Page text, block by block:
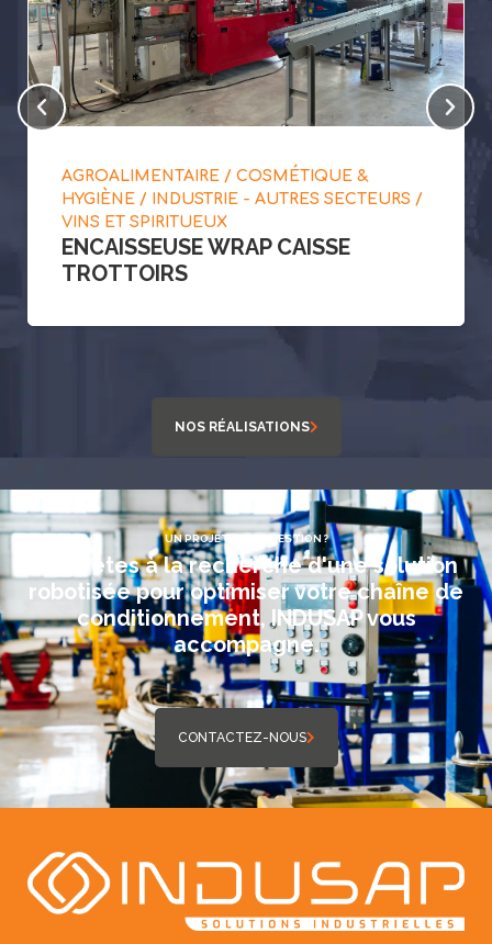
AGROALIMENTAIRE / COSMÉTIQUE &
HYGIÈNE / INDUSTRIE - AUTRES SECTEURS /
VINS ET SPIRITUEUX
ENCAISSEUSE WRAP CAISSE
TROTTOIRS
NOS RÉALISATIONS
UN PROJET, UNE QUESTION ?
Vous êtes à la recherche d'une solution
robotisée pour optimiser votre chaîne de
conditionnement, INDUSAP vous
accompagne.
CONTACTEZ-NOUS